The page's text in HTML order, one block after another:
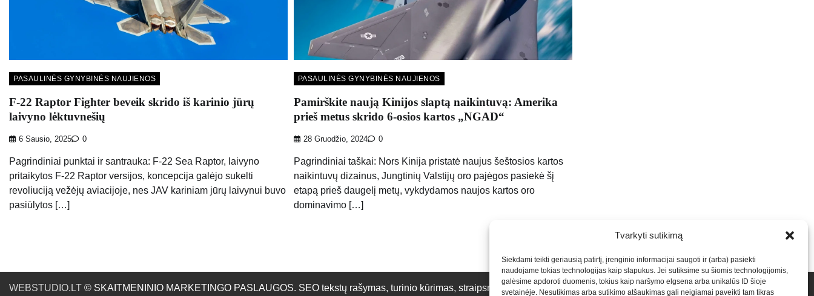
Tvarkyti sutikimą
Siekdami teikti geriausią patirtį, įrenginio informacijai saugoti ir (arba) pasiekti
naudojame tokias technologijas kaip slapukus. Jei sutiksime su šiomis technologijomis,
galėsime apdoroti duomenis, tokius kaip naršymo elgsena arba unikalūs ID šioje
svetainėje. Nesutikimas arba sutikimo atšaukimas gali neigiamai paveikti tam tikras
PASAULINĖS GYNYBINĖS NAUJIENOS
F-22 Raptor Fighter beveik skrido iš karinio jūrų
laivyno lėktuvnešių
6 Sausio, 2025 0
Pagrindiniai punktai ir santrauka: F-22 Sea Raptor, laivyno
pritaikytos F-22 Raptor versijos, koncepcija galėjo sukelti
revoliuciją vežėjų aviacijoje, nes JAV kariniam jūrų laivynui buvo
pasiūlytos […]
PASAULINĖS GYNYBINĖS NAUJIENOS
Pamirškite naują Kinijos slaptą naikintuvą: Amerika
prieš metus skrido 6-osios kartos „NGAD“
28 Gruodžio, 2024 0
Pagrindiniai taškai: Nors Kinija pristatė naujus šeštosios kartos
naikintuvų dizainus, Jungtinių Valstijų oro pajėgos pasiekė šį
etapą prieš daugelį metų, vykdydamos naujos kartos oro
dominavimo […]
WEBSTUDIO.LT © SKAITMENINIO MARKETINGO PASLAUGOS. SEO tekstų rašymas, turinio kūrimas, straipsnių rašymas ir talpinimas į mūsų valdomas svetaines.2026Armijai.LT